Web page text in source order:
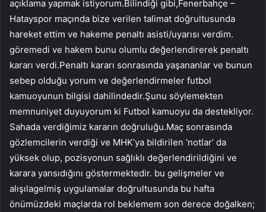
açıklama yapmak istiyorum.Bilindiği gibi,Fenerbahçe –
Hatayspor maçında bize verilen talimat doğrultusunda
hareket ettim ve hakeme penaltı asisti/uyarısı verdim.
göremedi ve hakem bunu olumlu değerlendirerek penaltı
kararı verdi.Penaltı kararı sonrasında yaşananlar ve bunun
sebep olduğu yorum ve değerlendirmeler futbol
kamuoyunun bilgisi dahilindedir.Şunu söylemekten
memnuniyet duyuyorum ki Futbol kamuoyu da destekliyor.
Sahada verdiğimiz kararın doğruluğu.Maç sonrasında
gözlemcilerin verdiği ve MHK’ya bildirilen ‘notlar’ da
yüksek olup, pozisyonun sağlıklı değerlendirildiğini ve
karara yansıdığını göstermektedir. bu gelişmeler ve
alışılagelmiş uygulamalar doğrultusunda bu hafta
önümüzdeki maçlarda rol beklemem son derece doğalken;